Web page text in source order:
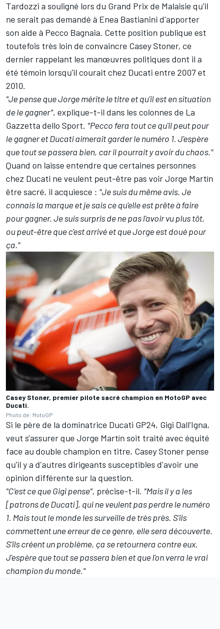
Tardozzi a souligné lors du Grand Prix de Malaisie qu'il
ne serait pas demandé à Enea Bastianini d'apporter
son aide à Pecco Bagnaia. Cette position publique est
toutefois très loin de convaincre Casey Stoner, ce
dernier rappelant les manœuvres politiques dont il a
été témoin lorsqu'il courait chez Ducati entre 2007 et
2010.
"Je pense que Jorge mérite le titre et qu'il est en situation
de le gagner", explique-t-il dans les colonnes de La
Gazzetta dello Sport. "Pecco fera tout ce qu'il peut pour
le gagner et Ducati aimerait garder le numéro 1. J'espère
que tout se passera bien, car il pourrait y avoir du chaos."
Quand on laisse entendre que certaines personnes
chez Ducati ne veulent peut-être pas voir Jorge Martín
être sacré, il acquiesce : "Je suis du même avis. Je
connais la marque et je sais ce qu'elle est prête à faire
pour gagner. Je suis surpris de ne pas l'avoir vu plus tôt,
ou peut-être que c'est arrivé et que Jorge est doué pour
ça."
Casey Stoner, premier pilote sacré champion en MotoGP avec
Ducati.
Photo de: MotoGP
Si le père de la dominatrice Ducati GP24, Gigi Dall'Igna,
veut s'assurer que Jorge Martín soit traité avec équité
face au double champion en titre, Casey Stoner pense
qu'il y a d'autres dirigeants susceptibles d'avoir une
opinion différente sur la question.
"C'est ce que Gigi pense", précise-t-il. "Mais il y a les
[patrons de Ducati], qui ne veulent pas perdre le numéro
1. Mais tout le monde les surveille de très près. S'ils
commettent une erreur de ce genre, elle sera découverte.
S'ils créent un problème, ça se retournera contre eux.
J'espère que tout se passera bien et que l'on verra le vrai
champion du monde."